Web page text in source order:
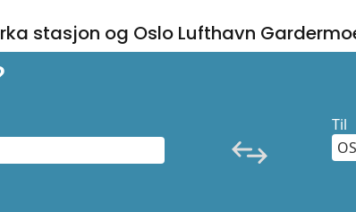
stasjon og Oslo Lufthavn
Til